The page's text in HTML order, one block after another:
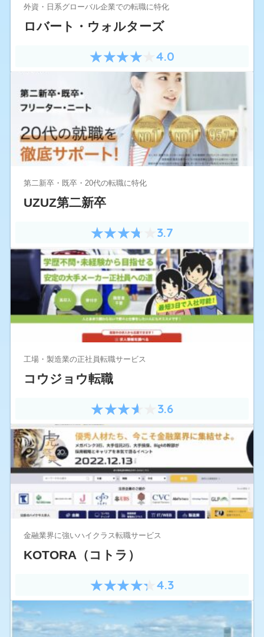
外資・日系グローバル企業での転職に特化
ロバート・ウォルターズ
4.0
第二新卒・既卒・20代の転職に特化
UZUZ第二新卒
3.7
工場・製造業の正社員転職サービス
コウジョウ転職
3.6
金融業界に強いハイクラス転職サービス
KOTORA（コトラ）
4.3